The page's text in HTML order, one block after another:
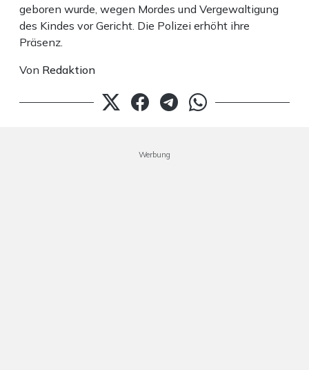
geboren wurde, wegen Mordes und Vergewaltigung
des Kindes vor Gericht. Die Polizei erhöht ihre
Präsenz.
Von Redaktion
Werbung